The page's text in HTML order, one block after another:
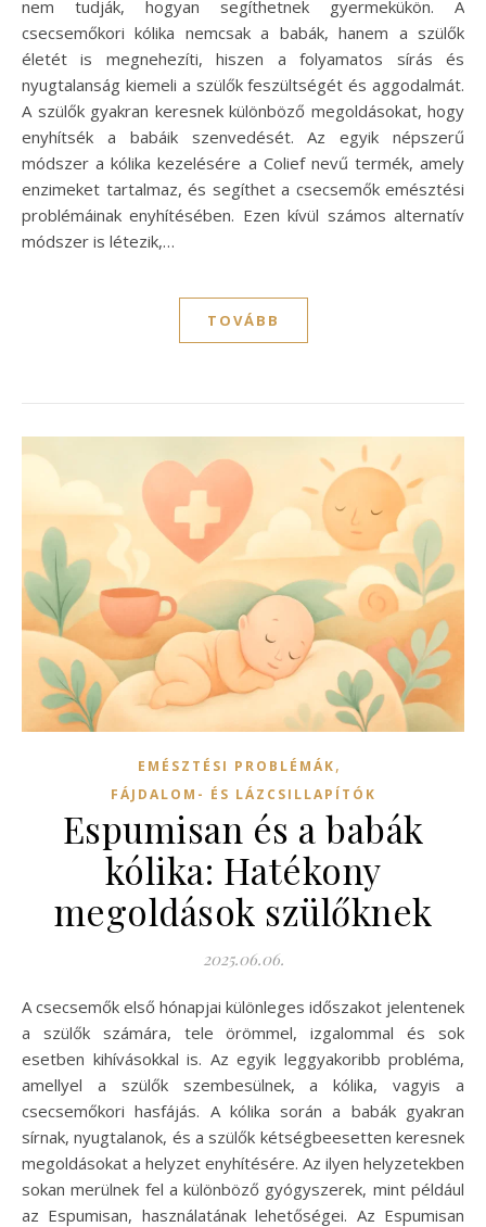
nem tudják, hogyan segíthetnek gyermekükön. A
csecsemőkori kólika nemcsak a babák, hanem a szülők
életét is megnehezíti, hiszen a folyamatos sírás és
nyugtalanság kiemeli a szülők feszültségét és aggodalmát.
A szülők gyakran keresnek különböző megoldásokat, hogy
enyhítsék a babáik szenvedését. Az egyik népszerű
módszer a kólika kezelésére a Colief nevű termék, amely
enzimeket tartalmaz, és segíthet a csecsemők emésztési
problémáinak enyhítésében. Ezen kívül számos alternatív
módszer is létezik,…
TOVÁBB
EMÉSZTÉSI PROBLÉMÁK,
FÁJDALOM- ÉS LÁZCSILLAPÍTÓK
Espumisan és a babák
kólika: Hatékony
megoldások szülőknek
2025.06.06.
A csecsemők első hónapjai különleges időszakot jelentenek
a szülők számára, tele örömmel, izgalommal és sok
esetben kihívásokkal is. Az egyik leggyakoribb probléma,
amellyel a szülők szembesülnek, a kólika, vagyis a
csecsemőkori hasfájás. A kólika során a babák gyakran
sírnak, nyugtalanok, és a szülők kétségbeesetten keresnek
megoldásokat a helyzet enyhítésére. Az ilyen helyzetekben
sokan merülnek fel a különböző gyógyszerek, mint például
az Espumisan, használatának lehetőségei. Az Espumisan